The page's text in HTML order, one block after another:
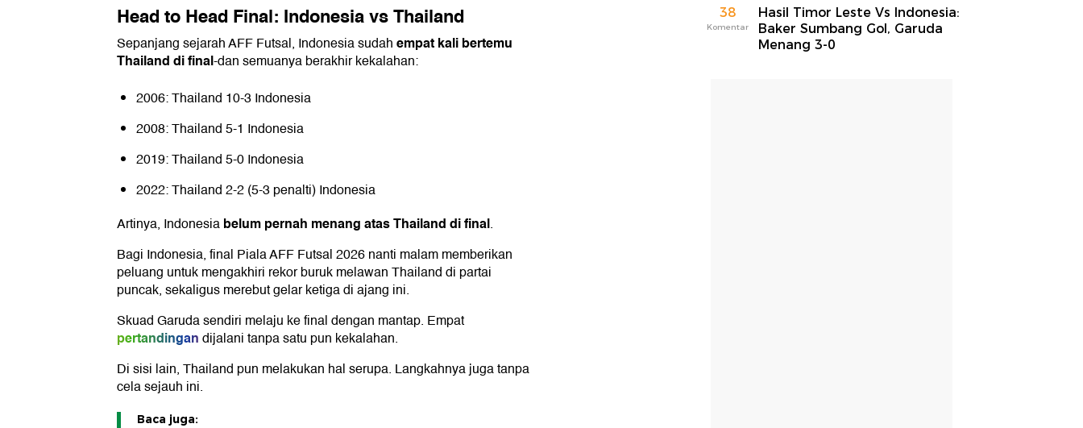
Head to Head Final: Indonesia vs Thailand
Sepanjang sejarah AFF Futsal, Indonesia sudahempat kali bertemu
Thailand di final-dan semuanya berakhir kekalahan:
2006: Thailand 10-3 Indonesia
2008: Thailand 5-1 Indonesia
2019: Thailand 5-0 Indonesia
2022: Thailand 2-2 (5-3 penalti) Indonesia
Artinya, Indonesiabelum pernah menang atas Thailand di final.
Bagi Indonesia, final Piala AFF Futsal 2026 nanti malam memberikan
peluang untuk mengakhiri rekor buruk melawan Thailand di partai
puncak, sekaligus merebut gelar ketiga di ajang ini.
Skuad Garuda sendiri melaju ke final dengan mantap. Empat
pertandingandijalani tanpa satu pun kekalahan.
Di sisi lain, Thailand pun melakukan hal serupa. Langkahnya juga tanpa
cela sejauh ini.
Baca juga:
38
Komentar
Hasil Timor Leste Vs Indonesia:
Baker Sumbang Gol, Garuda
Menang 3-0